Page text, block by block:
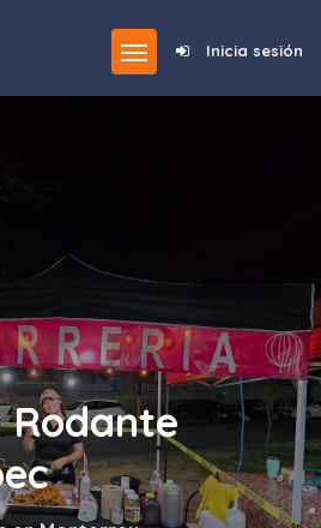
Inicia sesión